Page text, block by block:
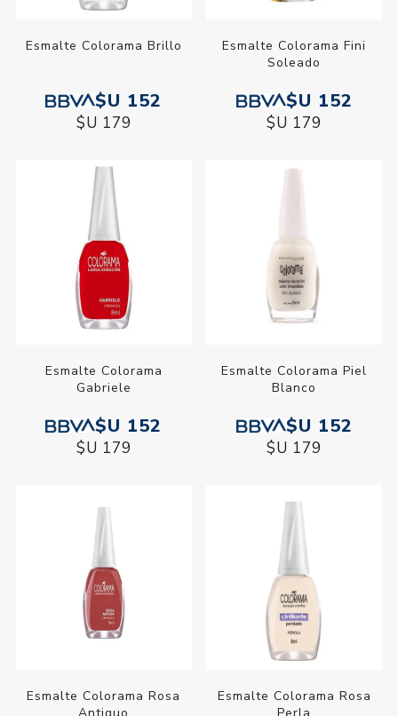
Esmalte Colorama Brillo
$U 152
$U 179
Esmalte Colorama Fini
Soleado
$U 152
$U 179
Esmalte Colorama
Gabriele
$U 152
$U 179
Esmalte Colorama Piel
Blanco
$U 152
$U 179
Esmalte Colorama Rosa
Esmalte Colorama Rosa